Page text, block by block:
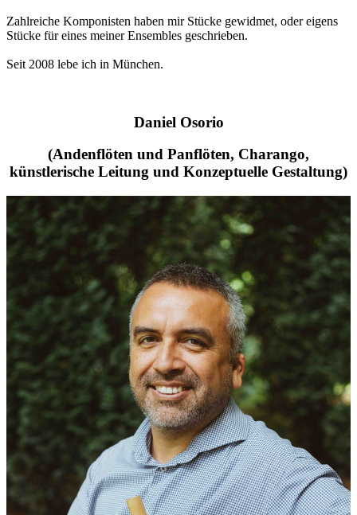
Zahlreiche Komponisten haben mir Stücke gewidmet, oder eigens
Stücke für eines meiner Ensembles geschrieben.
Seit 2008 lebe ich in München.
Daniel Osorio
(Andenflöten und Panflöten, Charango,
künstlerische Leitung und Konzeptuelle Gestaltung)